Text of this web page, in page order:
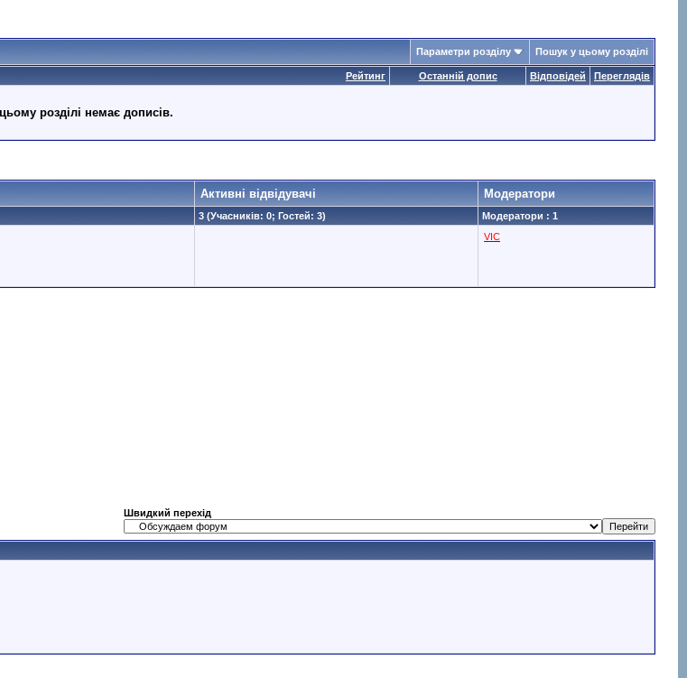
Параметри розділу Пошук у цьому розділі
Рейтинг Останній допис Відповідей Переглядів
розділі немає дописів.
Активні відвідувачі Модератори
3 (Учасників: 0; Гостей: 3)
Модератори : 1
VIC
Швидкий перехід